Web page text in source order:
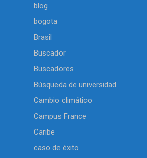
blog
bogota
Brasil
Buscador
Buscadores
Búsqueda de universidad
Cambio climático
Campus France
Caribe
caso de éxito